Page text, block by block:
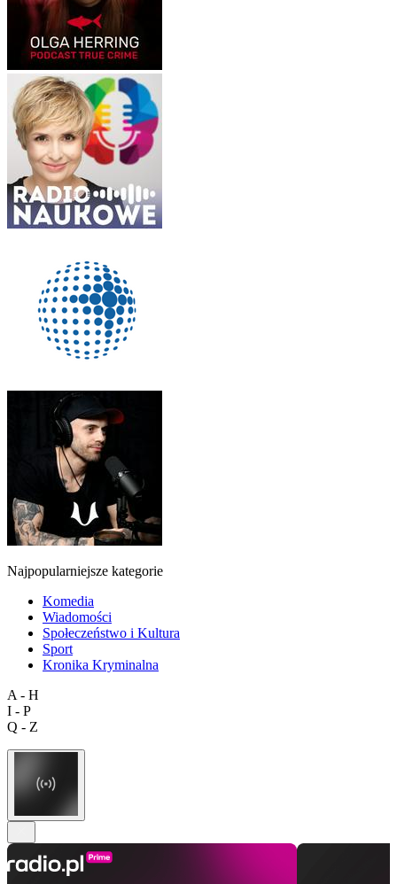
Najpopularniejsze kategorie
Komedia
Wiadomości
Społeczeństwo i Kultura
Sport
Kronika Kryminalna
A - H
I - P
Q - Z